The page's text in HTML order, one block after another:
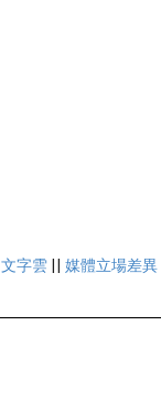
文字雲 || 媒體立場差異